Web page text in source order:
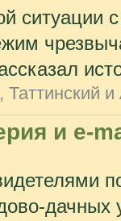
ситуации
и e-